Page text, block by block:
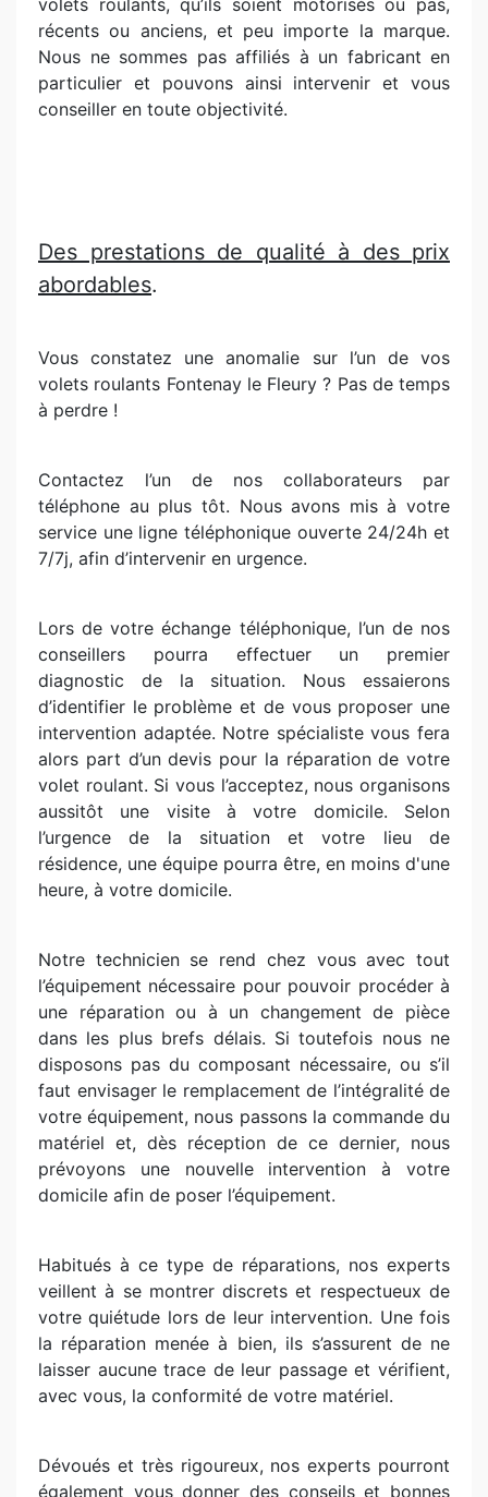
volets roulants, qu’ils soient motorisés ou pas,
récents ou anciens, et peu importe la marque.
Nous ne sommes pas affiliés à un fabricant en
particulier et pouvons ainsi intervenir et vous
conseiller en toute objectivité.
Des prestations de qualité à des prix
abordables.
Vous constatez une anomalie sur l’un de vos
volets roulants Fontenay le Fleury ? Pas de temps
à perdre !
Contactez l’un de nos collaborateurs par
téléphone au plus tôt. Nous avons mis à votre
service une ligne téléphonique ouverte 24/24h et
7/7j, afin d’intervenir en urgence.
Lors de votre échange téléphonique, l’un de nos
conseillers pourra effectuer un premier
diagnostic de la situation. Nous essaierons
d’identifier le problème et de vous proposer une
intervention adaptée. Notre spécialiste vous fera
alors part d’un devis pour la réparation de votre
volet roulant. Si vous l’acceptez, nous organisons
aussitôt une visite à votre domicile. Selon
l’urgence de la situation et votre lieu de
résidence, une équipe pourra être, en moins d'une
heure, à votre domicile.
Notre technicien se rend chez vous avec tout
l’équipement nécessaire pour pouvoir procéder à
une réparation ou à un changement de pièce
dans les plus brefs délais. Si toutefois nous ne
disposons pas du composant nécessaire, ou s’il
faut envisager le remplacement de l’intégralité de
votre équipement, nous passons la commande du
matériel et, dès réception de ce dernier, nous
prévoyons une nouvelle intervention à votre
domicile afin de poser l’équipement.
Habitués à ce type de réparations, nos experts
veillent à se montrer discrets et respectueux de
votre quiétude lors de leur intervention. Une fois
la réparation menée à bien, ils s’assurent de ne
laisser aucune trace de leur passage et vérifient,
avec vous, la conformité de votre matériel.
Dévoués et très rigoureux, nos experts pourront
également vous donner des conseils et bonnes